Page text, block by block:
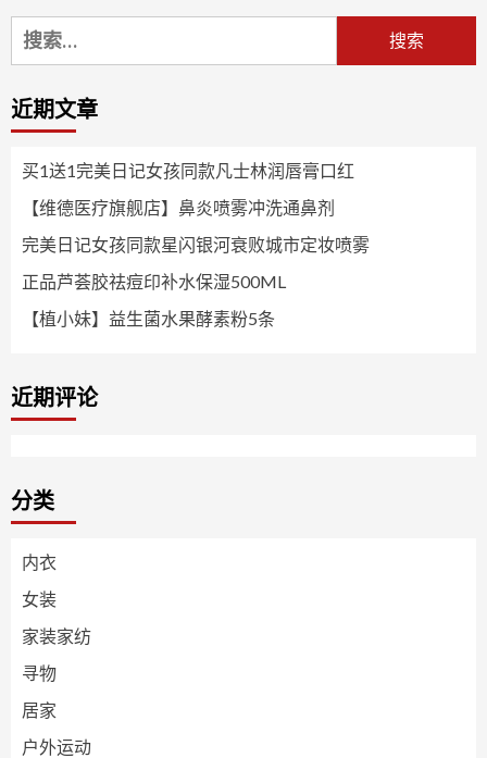
搜
索：
近期文章
买1送1完美日记女孩同款凡士林润唇膏口红
【维德医疗旗舰店】鼻炎喷雾冲洗通鼻剂
完美日记女孩同款星闪银河衰败城市定妆喷雾
正品芦荟胶祛痘印补水保湿500ML
【植小妹】益生菌水果酵素粉5条
近期评论
分类
内衣
女装
家装家纺
寻物
居家
户外运动